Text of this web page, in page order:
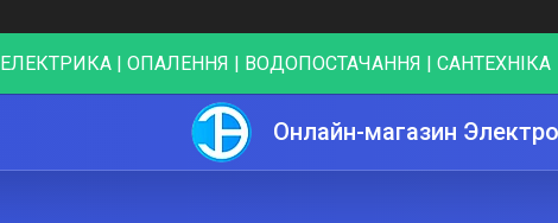
ЕЛЕКТРИКА | ОПАЛЕННЯ | ВОДОПОСТАЧАННЯ | САНТЕХНІКА
Онлайн-магазин